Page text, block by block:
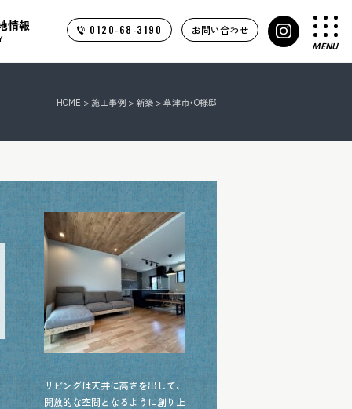
情報 0120-68-3190 お問い合わせ
MENU
HOME > 施工事例 > 新築 > 草津市・O様邸
リビングは天井に高さを出して、
開放的な空間となるように創り上